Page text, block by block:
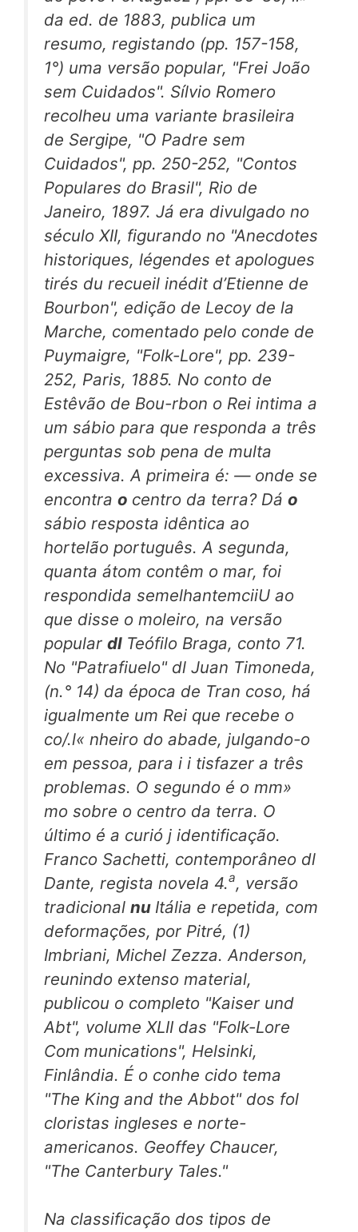
da ed. de 1883, publica um
resumo, registando (pp. 157-158,
1°) uma versão popular, "Frei João
sem Cuidados". Sílvio Romero
recolheu uma variante brasileira
de Sergipe, "O Padre sem
Cuidados", pp. 250-252, "Contos
Populares do Brasil", Rio de
Janeiro, 1897. Já era divulgado no
século XII, figurando no "Anecdotes
historiques, légendes et apologues
tirés du recueil inédit d’Etienne de
Bourbon", edição de Lecoy de la
Marche, comentado pelo conde de
Puymaigre, "Folk-Lore", pp. 239-
252, Paris, 1885. No conto de
Estêvão de Bou-rbon o Rei intima a
um sábio para que responda a três
perguntas sob pena de multa
excessiva. A primeira é: — onde se
encontra o centro da terra? Dá o
sábio resposta idêntica ao
hortelão português. A segunda,
quanta átom contêm o mar, foi
respondida semelhantemciiU ao
que disse o moleiro, na versão
popular dl Teófilo Braga, conto 71.
No "Patrafiuelo" dl Juan Timoneda,
(n.° 14) da época de Tran coso, há
igualmente um Rei que recebe o
co/.l« nheiro do abade, julgando-o
em pessoa, para i i tisfazer a três
problemas. O segundo é o mm»
mo sobre o centro da terra. O
último é a curió j identificação.
Franco Sachetti, contemporâneo dl
Dante, regista novela 4.a, versão
tradicional nu Itália e repetida, com
deformações, por Pitré, (1)
Imbriani, Michel Zezza. Anderson,
reunindo extenso material,
publicou o completo "Kaiser und
Abt", volume XLII das "Folk-Lore
Com munications", Helsinki,
Finlândia. É o conhe cido tema
"The King and the Abbot" dos fol
cloristas ingleses e norte-
americanos. Geoffey Chaucer,
"The Canterbury Tales."
Na classificação dos tipos de